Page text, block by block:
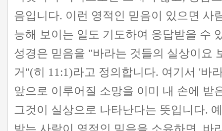
음입니다. 이런 영적인 믿음이 있으면 사
능해 보이는 일도 기도하여 응답받을 수
성경은 믿음을 "바라는 것들의 실상이요
거"(히 11:1)라고 정의합니다. 여기서 '바
앞으로 이루어질 소망을 이미 내 손에 받
그것이 실상으로 나타난다는 뜻입니다.